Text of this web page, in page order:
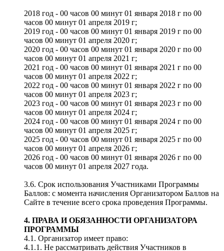
2018 год - 00 часов 00 минут 01 января 2018 г по 00
часов 00 минут 01 апреля 2019 г;
2019 год - 00 часов 00 минут 01 января 2019 г по 00
часов 00 минут 01 апреля 2020 г;
2020 год - 00 часов 00 минут 01 января 2020 г по 00
часов 00 минут 01 апреля 2021 г;
2021 год - 00 часов 00 минут 01 января 2021 г по 00
часов 00 минут 01 апреля 2022 г;
2022 год - 00 часов 00 минут 01 января 2022 г по 00
часов 00 минут 01 апреля 2023 г;
2023 год - 00 часов 00 минут 01 января 2023 г по 00
часов 00 минут 01 апреля 2024 г;
2024 год - 00 часов 00 минут 01 января 2024 г по 00
часов 00 минут 01 апреля 2025 г;
2025 год - 00 часов 00 минут 01 января 2025 г по 00
часов 00 минут 01 апреля 2026 г;
2026 год - 00 часов 00 минут 01 января 2026 г по 00
часов 00 минут 01 апреля 2027 года.
3.6. Срок использования Участниками Программы
Баллов: с момента начисления Организатором Баллов на
Сайте в течение всего срока проведения Программы.
4. ПРАВА И ОБЯЗАННОСТИ ОРГАНИЗАТОРА
ПРОГРАММЫ
4.1. Организатор имеет право:
4.1.1. Не рассматривать действия Участников в